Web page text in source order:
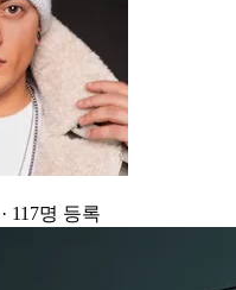
117명 등록